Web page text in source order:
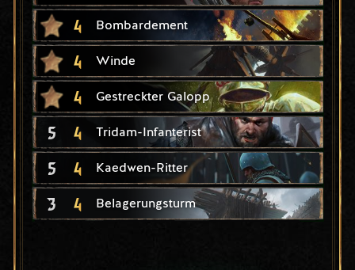
4 Bombardement
4 Winde
4 Gestreckter Galopp
5 4 Tridam-Infanterist
5 4 Kaedwen-Ritter
3 4 Belagerungsturm